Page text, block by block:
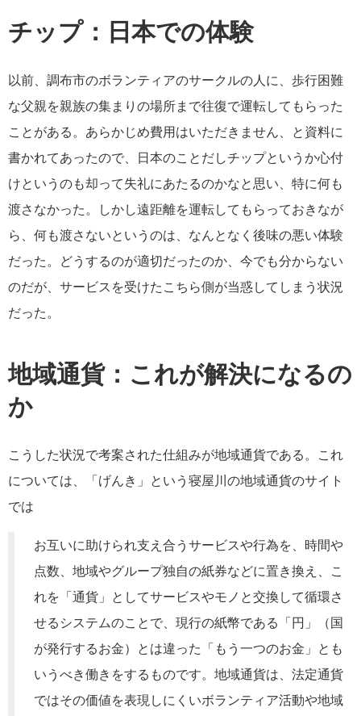
チップ：日本での体験
以前、調布市のボランティアのサークルの人に、歩行困難
な父親を親族の集まりの場所まで往復で運転してもらった
ことがある。あらかじめ費用はいただきません、と資料に
書かれてあったので、日本のことだしチップというか心付
けというのも却って失礼にあたるのかなと思い、特に何も
渡さなかった。しかし遠距離を運転してもらっておきなが
ら、何も渡さないというのは、なんとなく後味の悪い体験
だった。どうするのが適切だったのか、今でも分からない
のだが、サービスを受けたこちら側が当惑してしまう状況
だった。
地域通貨：これが解決になるの
か
こうした状況で考案された仕組みが地域通貨である。これ
については、「げんき」という寝屋川の地域通貨のサイト
では
お互いに助けられ支え合うサービスや行為を、時間や
点数、地域やグループ独自の紙券などに置き換え、こ
れを「通貨」としてサービスやモノと交換して循環さ
せるシステムのことで、現行の紙幣である「円」（国
が発行するお金）とは違った「もう一つのお金」とも
いうべき働きをするものです。地域通貨は、法定通貨
ではその価値を表現しにくいボランティア活動や地域